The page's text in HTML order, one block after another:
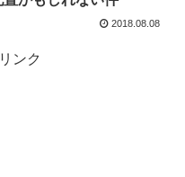
2018.08.08
ンク